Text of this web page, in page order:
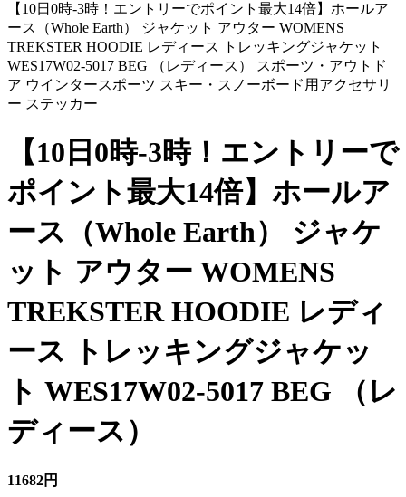
【10日0時-3時！エントリーでポイント最大14倍】ホールア
ース（Whole Earth） ジャケット アウター WOMENS
TREKSTER HOODIE レディース トレッキングジャケット
WES17W02-5017 BEG （レディース） スポーツ・アウトド
ア ウインタースポーツ スキー・スノーボード用アクセサリ
ー ステッカー
【10日0時-3時！エントリーで
ポイント最大14倍】ホールア
ース（Whole Earth） ジャケ
ット アウター WOMENS
TREKSTER HOODIE レディ
ース トレッキングジャケッ
ト WES17W02-5017 BEG （レ
ディース）
11682円